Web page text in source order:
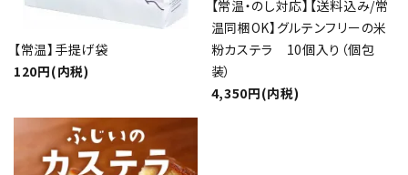
【常温】手提げ袋
120円(内税)
【常温・のし対応】【送料込み/常
温同梱OK】グルテンフリーの米
粉カステラ 10個入り（個包
装）
4,350円(内税)